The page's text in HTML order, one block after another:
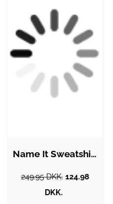
Name It Sweatshirt - Halv Lynlås -…
249.95 DKK. 124.98
DKK.